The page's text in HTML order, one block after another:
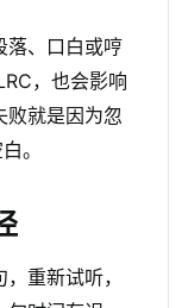
落、口白或哼
，也会影响
败就是因为忽
。
重新试听，